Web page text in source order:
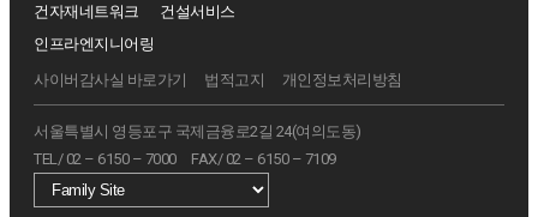
건자재네트워크
건설서비스
인프라엔지니어링
사이버감사실 바로가기
법적고지 개인정보처리방침
서울특별시 영등포구 국제금융로2길 24(여의도동)
TEL/ 02 – 6150 – 7000
FAX/ 02 – 6150 – 7109